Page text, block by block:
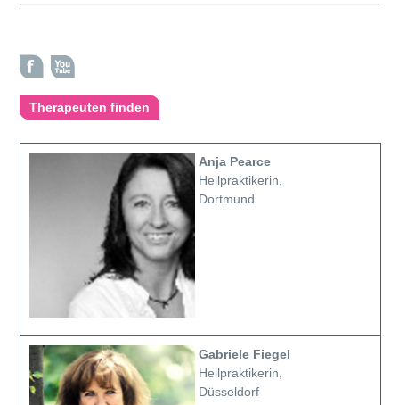
Therapeuten finden
Anja Pearce
Heilpraktikerin,
Dortmund
Gabriele Fiegel
Heilpraktikerin,
Düsseldorf